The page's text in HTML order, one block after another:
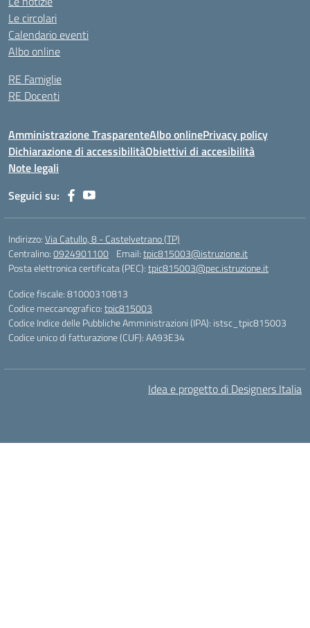
Le circolari
Calendario eventi
Albo online
RE Famiglie
RE Docenti
Amministrazione TrasparenteAlbo onlinePrivacy policy
Dichiarazione di accessibilitàObiettivi di accesibilità
Note legali
Seguici su:
Indirizzo:Via Catullo, 8 - Castelvetrano (TP)
Centralino:0924901100 Email:tpic815003@istruzione.it
Posta elettronica certificata (PEC):tpic815003@pec.istruzione.it
Codice fiscale: 81000310813
Codice meccanografico:tpic815003
Codice Indice delle Pubbliche Amministrazioni (IPA): istsc_tpic815003
Codice unico di fatturazione (CUF): AA93E34
Idea e progetto di Designers Italia